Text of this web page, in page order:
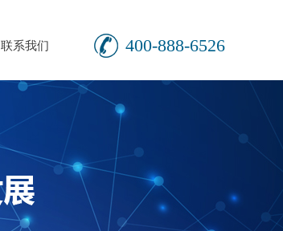
联系我们 400-888-6526